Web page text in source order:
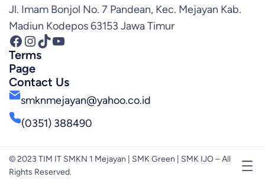
Jl. Imam Bonjol No. 7 Pandean, Kec. Mejayan Kab.
Madiun Kodepos 63153 Jawa Timur
Facebook InstagramTikTok YouTube
Terms
Page
Contact Us
smknmejayan@yahoo.co.id
(0351) 388490
© 2023 TIM IT SMKN 1 Mejayan | SMK Green | SMK IJO – All
Rights Reserved.